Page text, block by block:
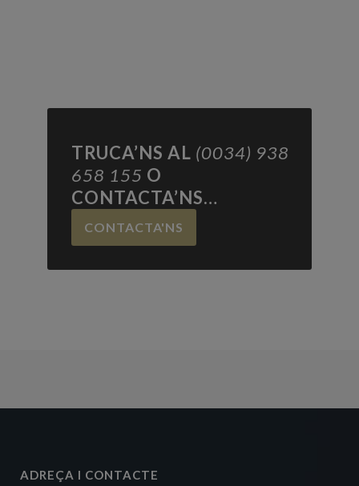
TRUCA’NS AL (0034) 938
658 155 O
CONTACTA’NS…
CONTACTA'NS
ADREÇA I CONTACTE